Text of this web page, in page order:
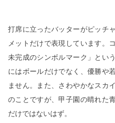
打席に立ったバッターがピッチ
メットだけで表現しています。
未完成のシンボルマーク」とい
にはボールだけでなく、優勝や
ません。また、さわやかなスカ
のことですが、甲子園の晴れた
だけではないはず。